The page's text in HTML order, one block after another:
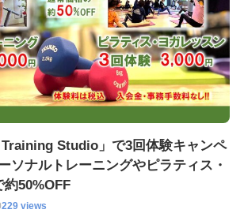
Studio」で3回体験キャンペ
ソナルトレーニングやピラティス・
約50%OFF
229 views